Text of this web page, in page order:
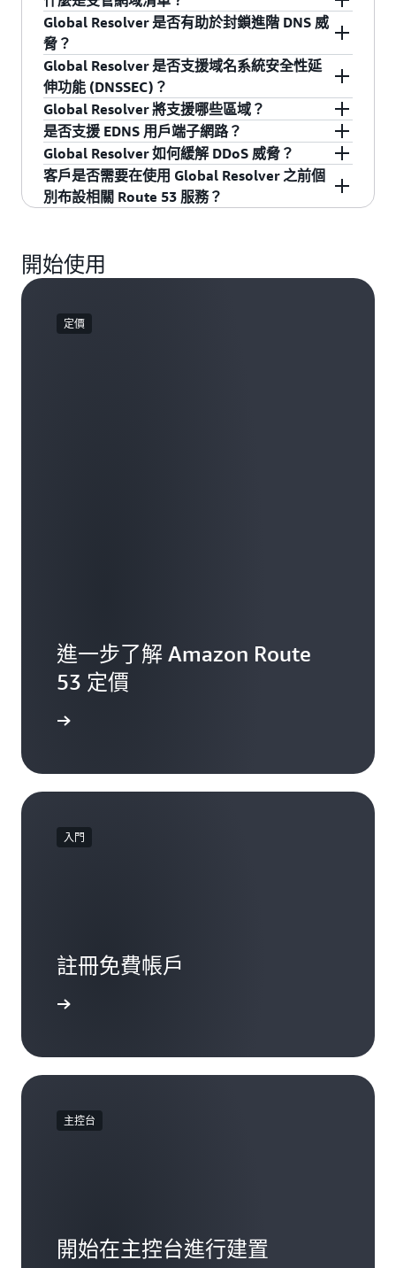
還提供加密 DNS 連線 (具有 DNS-over-
HTTP/DNS-over-TLS) 選項，以及協助管控和封鎖
對潛在惡意和低信譽網域的查詢功能，從而協助
保護用戶端的 DNS 查詢。
戶可為不同的 IP 範圍集選取一或多個通訊協定。
步驟 3：透過指定要套用的網域清單或進階保護，
以及動作 (允許、封鎖、提醒) 和規則優先順序，
來設定 DNS 篩選規則。步驟 4：透過識別作為流
量轉送目標的 PHZ 來設定轉送規則。步驟 5 (選
用)：透過指定日誌記錄選項 (Amazon S3、
Amazon Data Firehose、Amazon CloudWatch) 以
及儲存日誌的 AWS 區域，來設定日誌記錄。客戶
也可以使用 Amazon CloudWatch 來檢視使用量指
標，或設定自有指標。
些權杖提供靈活的管理選項，包括可自訂的過期
期間以及選擇共享權杖或個別權杖。管理員可以
輕鬆建立新的權杖、重新整理即將過期的權杖，
或根據需要撤銷特定權杖。Global Resolver 採用
強大的身分驗證程序，可在處理 DNS 查詢之前驗
證每個權杖聲明。允許附有有效權杖的請求，而
具有無效索賠的請求會立即遭到拒絕，確保對
DNS 解析服務的安全和受控的存取。
來源 IP 位址或 CIDR 範圍，進而控制對 Global
Resolver 的存取。對於每個允許列出的項目，管
理員均可指定允許哪些 DNS 通訊協定 (Do53、
DoT 或 DoH)。當網路存取需求變更時，管理員可
以輕鬆地從允許清單中更新或移除 IP 位址和 CIDR
範圍，以維護安全性。
Global Resolver 的 DNS 篩選功能採用了與 Route
53 Resolver DNS 防火牆相同的經實證功能。管理
員會建立包含排序規則清單的 DNS 篩選規則，其
中每個規則會指定一個動作 (允許、封鎖或提醒)，
以及與網域相符的匹配條件。當 DNS 查詢到達
時，Global Resolver 會按照優先順序對照規則對
其進行評估，直到找到相符項目為止。每個規則
都可以參考 Route 53 受管網域清單，以了解已知
威脅、管理員建立的自訂網域清單，或進階威脅
保護。對於受管網域清單，管理員可以根據按
單進行篩選。對於「封鎖」動作，管理員可以設
DNS 回應。「提醒」動作允許進行查詢，同時記
錄查詢以供安全審查。
受管網域清單包含與惡意活動或其他潛在威脅相
關聯的網域名稱。AWS 維護這些清單，以便
Route 53 Global Resolver 客戶能夠確保傳出 DNS
查詢可避免這些威脅。受管網域清單按 Web 內容
(例如社交媒體、遊戲、成人網站、賭博等) 和
DNS 威脅 (例如惡意軟體、網路釣魚、垃圾郵件、
殭屍網路等) 進行分類
Global Resolver 是否有助於封鎖進階 DNS 威
脅？
是。Global Resolver 可提供進階保護，以防禦複
雜的 DNS 型威脅。特定的安全功能包括：1) 網域
產生演算法 (DGA) 偵測：Global Resolver 能夠識
別並封鎖可能由 DGA 建立的網域查詢，而惡意軟
體通常會利用 DGA 來逃避偵測並同命令與控制伺
服器保持通訊；2) DNS 通道偵測：此服務可以偵
測並封鎖利用 DNS 作為資料外洩或命令與控制通
這些進階保護功能可作為選用選項啟用。透過啟
用這些保護功能，組織可以大幅提升其防禦能
充傳統的網域封鎖清單和內容篩選功能。
Global Resolver 是否支援域名系統安全性延
伸功能 (DNSSEC)？
是。Global Resolver 可支援 DNSSEC (域名系統安
全性延伸功能) 驗證。啟用後，它將針對 DNSSEC
簽署的網域驗證來自公有名稱伺服器 DNS 回應的
真實性和完整性。此驗證可確保 DNS 回應在傳輸
過程中未遭到竄改，從而提供額外的安全防護
根據每個設定檔啟用或停用 DNSSEC 驗證，從而
實現靈活的安全組態。
Global Resolver 將支援哪些區域？
Global Resolver (預覽版) 可在 9 個商業區域提
供。客戶可以選擇在所有這些地區使用 Global
Resolver，也可以選擇在強制要求資料落地的特定
區域使用。
是否支援 EDNS 用戶端子網路？
是。Global Resolver 將支援 EDNS 用戶端子網
路，並具有選擇加入功能，可轉寄用戶端提供的
用戶端子網路資訊。此功能可實現更準確的基於
DNS 查詢導向更接近的內容交付網路或伺服器，
來降低客戶 DNS 查詢的延遲解析。
Global Resolver 如何緩解 DDoS 威脅？
Global Resolver 設有多種可緩解 DDoS 威脅的機
制：1) Global Resolver 依賴 AWS Shield 來保護
態 DDoS 實作，使用最主要的對話者指標和速率
限制，並且基於 Route53 服務團隊在發生任何影
發生大量或頻繁故障時，Global Resolver 可快速
做出回應。它還將建置預設限流和負載卸除。
客戶是否需要在使用 Global Resolver 之前個
別布設相關 Route 53 服務？
(PHZ) 進行布設。
開始使用
定價
進一步了解 Amazon Route
53 定價
入門
註冊免費帳戶
主控台
開始在主控台進行建置